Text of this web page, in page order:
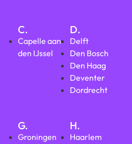
C.
Capelle aan
den IJssel
D.
Delft
Den Bosch
Den Haag
Deventer
Dordrecht
G.
Groningen
H.
Haarlem